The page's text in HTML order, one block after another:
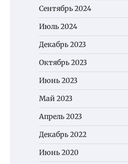
Сентябрь 2024
Июль 2024
Декабрь 2023
Октябрь 2023
Июнь 2023
Май 2023
Апрель 2023
Декабрь 2022
Июнь 2020